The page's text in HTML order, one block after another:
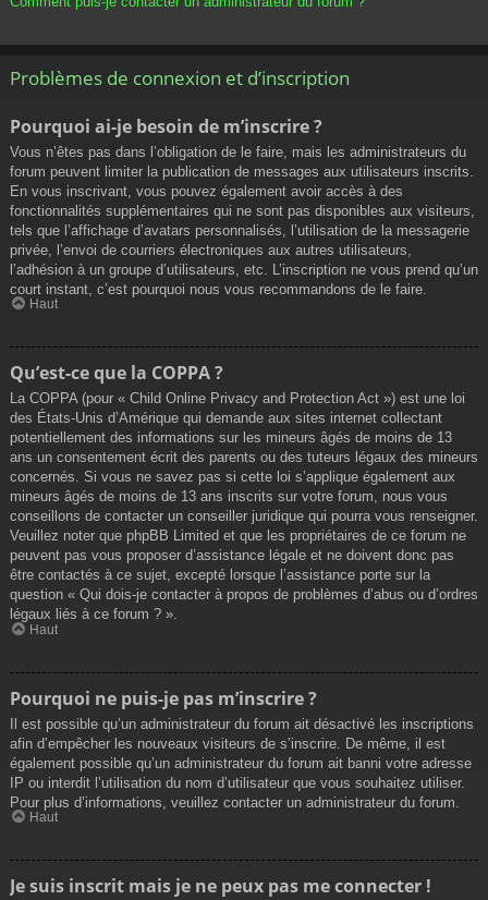
Problèmes de connexion et d’inscription
Pourquoi ai-je besoin de m’inscrire ?
Vous n’êtes pas dans l’obligation de le faire, mais les administrateurs du
forum peuvent limiter la publication de messages aux utilisateurs inscrits.
En vous inscrivant, vous pouvez également avoir accès à des
fonctionnalités supplémentaires qui ne sont pas disponibles aux visiteurs,
tels que l’affichage d’avatars personnalisés, l’utilisation de la messagerie
privée, l’envoi de courriers électroniques aux autres utilisateurs,
l’adhésion à un groupe d’utilisateurs, etc. L’inscription ne vous prend qu’un
court instant, c’est pourquoi nous vous recommandons de le faire.
Haut
Qu’est-ce que la COPPA ?
La COPPA (pour « Child Online Privacy and Protection Act ») est une loi
des États-Unis d’Amérique qui demande aux sites internet collectant
potentiellement des informations sur les mineurs âgés de moins de 13
ans un consentement écrit des parents ou des tuteurs légaux des mineurs
concernés. Si vous ne savez pas si cette loi s’applique également aux
mineurs âgés de moins de 13 ans inscrits sur votre forum, nous vous
conseillons de contacter un conseiller juridique qui pourra vous renseigner.
Veuillez noter que phpBB Limited et que les propriétaires de ce forum ne
peuvent pas vous proposer d’assistance légale et ne doivent donc pas
être contactés à ce sujet, excepté lorsque l’assistance porte sur la
question « Qui dois-je contacter à propos de problèmes d’abus ou d’ordres
légaux liés à ce forum ? ».
Haut
Pourquoi ne puis-je pas m’inscrire ?
Il est possible qu’un administrateur du forum ait désactivé les inscriptions
afin d’empêcher les nouveaux visiteurs de s’inscrire. De même, il est
également possible qu’un administrateur du forum ait banni votre adresse
IP ou interdit l’utilisation du nom d’utilisateur que vous souhaitez utiliser.
Pour plus d’informations, veuillez contacter un administrateur du forum.
Haut
Je suis inscrit mais je ne peux pas me connecter !